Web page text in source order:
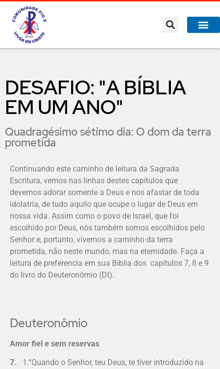
DESAFIO: "A BÍBLIA
EM UM ANO"
Quadragésimo sétimo dia: O dom da terra
prometida
Continuando este caminho de leitura da Sagrada
Escritura, vemos nas linhas destes capítulos que
devemos adorar somente a Deus e nos afastar de toda
idolatria, de tudo aquilo que ocupe o lugar de Deus em
nossa vida. Assim como o povo de Israel, que foi
escolhido por Deus, nós também somos escolhidos pelo
Senhor e, portanto, vivemos a caminho da terra
prometida, não neste mundo, mas na eternidade. Faça a
leitura de preferencia em sua Bíblia dos capítulos 7, 8 e 9
do livro do Deuteronômio (Dt).
Deuteronômio
Amor fiel e sem reservas
7. 1.“Quando o Senhor, teu Deus, te tiver introduzido na